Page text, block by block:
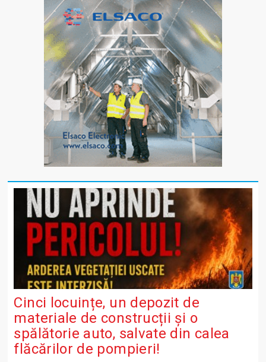
Cinci locuințe, un depozit de
materiale de construcții și o
spălătorie auto, salvate din calea
flăcărilor de pompieri!